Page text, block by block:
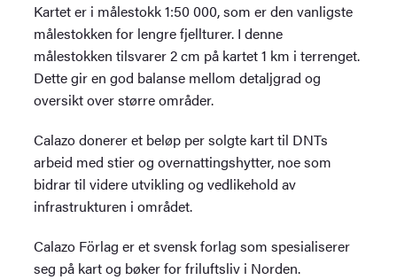
Kartet er i målestokk 1:50 000, som er den vanligste
målestokken for lengre fjellturer. I denne
målestokken tilsvarer 2 cm på kartet 1 km i terrenget.
Dette gir en god balanse mellom detaljgrad og
oversikt over større områder.
Calazo donerer et beløp per solgte kart til DNTs
arbeid med stier og overnattingshytter, noe som
bidrar til videre utvikling og vedlikehold av
infrastrukturen i området.
Calazo Förlag er et svensk forlag som spesialiserer
seg på kart og bøker for friluftsliv i Norden.